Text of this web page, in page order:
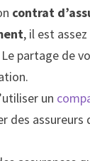
contrat
, il est
partage de
un
des